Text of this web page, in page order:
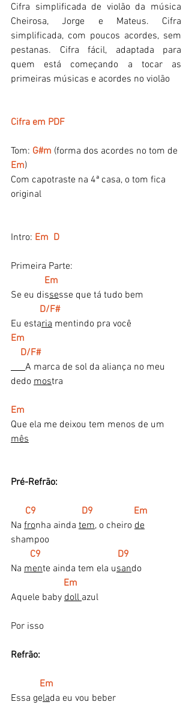
Cifra simplificada de violão da música
Cheirosa, Jorge e Mateus. Cifra
simplificada, com poucos acordes, sem
pestanas. Cifra fácil, adaptada para
quem está começando a tocar as
primeiras músicas e acordes no violão
Cifra em PDF
Tom: G#m (forma dos acordes no tom de
Em)
Com capotraste na 4ª casa, o tom fica
original
Intro: Em  D
Primeira Parte:
Em
Se eu dissesse que tá tudo bem
     D/F#
Eu estaria mentindo pra você
Em
    D/F#
A marca de sol da aliança no meu
dedo mostra
Em
Que ela me deixou tem menos de um
mês
Pré-Refrão:
C9                   D9                 Em
Na fronha ainda tem, o cheiro de
shampoo
C9                                D9
Na mente ainda tem ela usando
Em
Aquele baby doll azul
Por isso
Refrão:
Em
Essa gelada eu vou beber